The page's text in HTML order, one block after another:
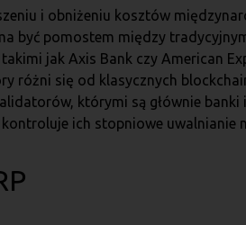
i obniżeniu kosztów
być pomostem między
jak Axis Bank czy American
różni się od klasycznych
którymi są głównie
ich stopniowe uwalnianie